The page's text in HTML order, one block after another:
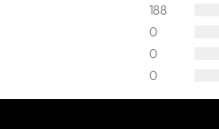
188
0
0
0